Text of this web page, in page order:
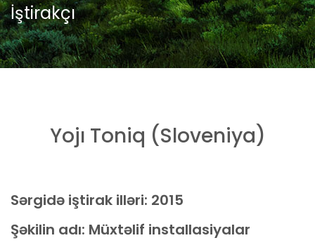
İştirakçı
Yojı Toniq (Sloveniya)
Sərgidə iştirak illəri: 2015
Şəkilin adı: Müxtəlif installasiyalar